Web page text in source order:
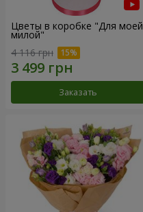
Цветы в коробке "Для моей
милой"
4 116 грн
Заказать